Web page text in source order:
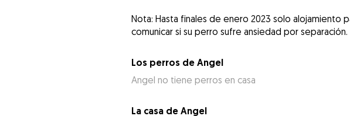
Nota: Hasta finales de enero 2023 solo alojamiento
Los perros de Angel
Angel no tiene perros en casa
La casa de Angel